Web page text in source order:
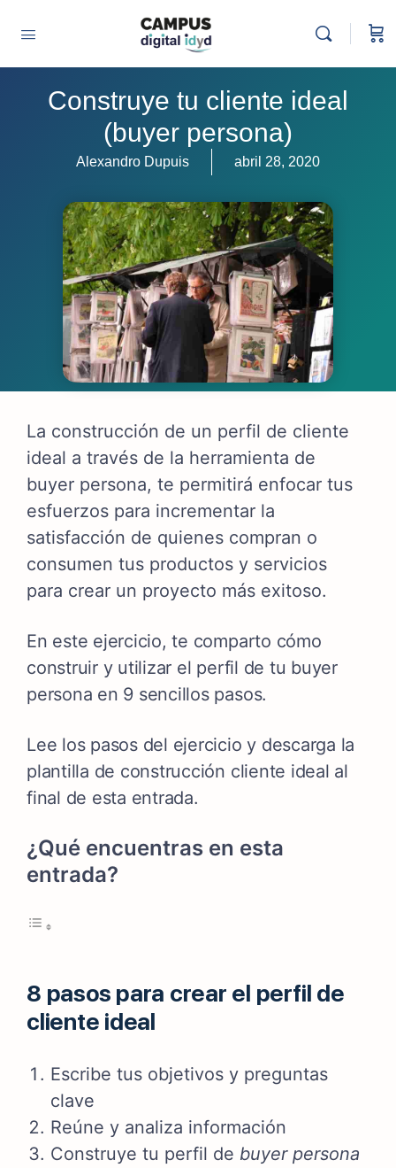
Construye tu cliente ideal
(buyer persona)
Alexandro Dupuis abril 28, 2020
La construcción de un perfil de cliente
ideal a través de la herramienta de
buyer persona, te permitirá enfocar tus
esfuerzos para incrementar la
satisfacción de quienes compran o
consumen tus productos y servicios
para crear un proyecto más exitoso.
En este ejercicio, te comparto cómo
construir y utilizar el perfil de tu buyer
persona en 9 sencillos pasos.
Lee los pasos del ejercicio y descarga la
plantilla de construcción cliente ideal al
final de esta entrada.
¿Qué encuentras en esta
entrada?
8 pasos para crear el perfil de
cliente ideal
Escribe tus objetivos y preguntas
clave
Reúne y analiza información
Construye tu perfil de buyer persona